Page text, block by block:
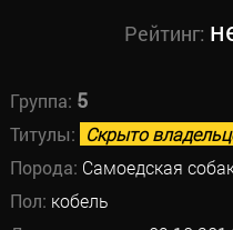
Рейтинг:
Группа: 5
Титулы: Скрыто
Порода: Самоедская
Пол: кобель